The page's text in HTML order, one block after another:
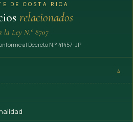
DE COSTA RICA
relacionados
la Ley N.° 8707
al Decreto N.° 41457-JP
4